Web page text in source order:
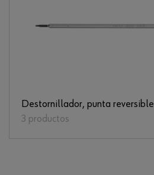
Destornillador, punta reversible
3 productos